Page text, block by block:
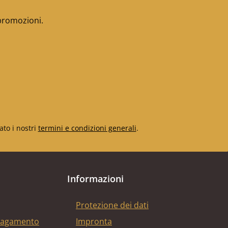
i nostri termini e condizioni generali.
Informazioni
Protezione dei dati
Impronta